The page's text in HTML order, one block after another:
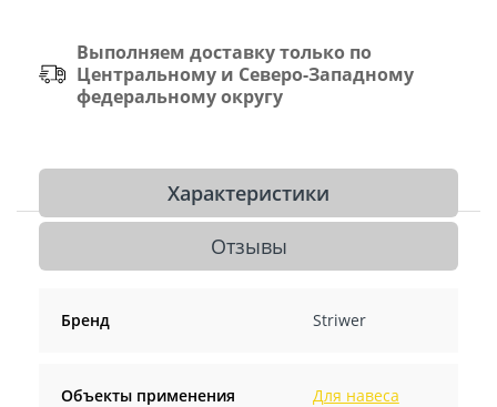
Выполняем доставку только по
Центральному и Северо-Западному
федеральному округу
Характеристики
Отзывы
Бренд Striwer
Объекты применения Для навеса